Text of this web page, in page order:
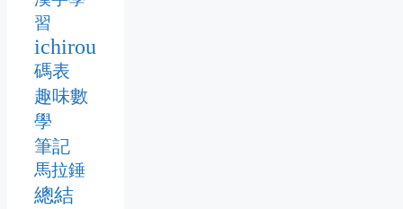
習
ichirou
碼表
趣味數
學
筆記
馬拉錘
總結